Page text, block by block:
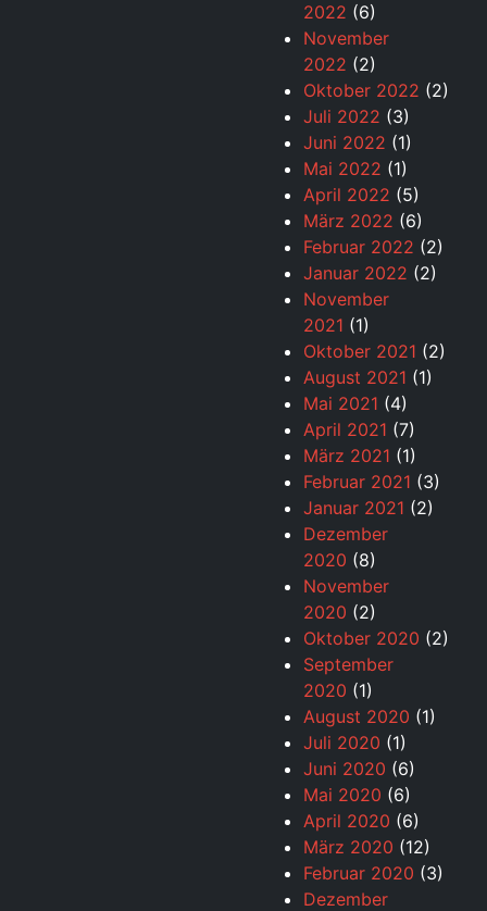
2022 (6)
November
2022 (2)
Oktober 2022 (2)
Juli 2022 (3)
Juni 2022 (1)
Mai 2022 (1)
April 2022 (5)
März 2022 (6)
Februar 2022 (2)
Januar 2022 (2)
November
2021 (1)
Oktober 2021 (2)
August 2021 (1)
Mai 2021 (4)
April 2021 (7)
März 2021 (1)
Februar 2021 (3)
Januar 2021 (2)
Dezember
2020 (8)
November
2020 (2)
Oktober 2020 (2)
September
2020 (1)
August 2020 (1)
Juli 2020 (1)
Juni 2020 (6)
Mai 2020 (6)
April 2020 (6)
März 2020 (12)
Februar 2020 (3)
Dezember